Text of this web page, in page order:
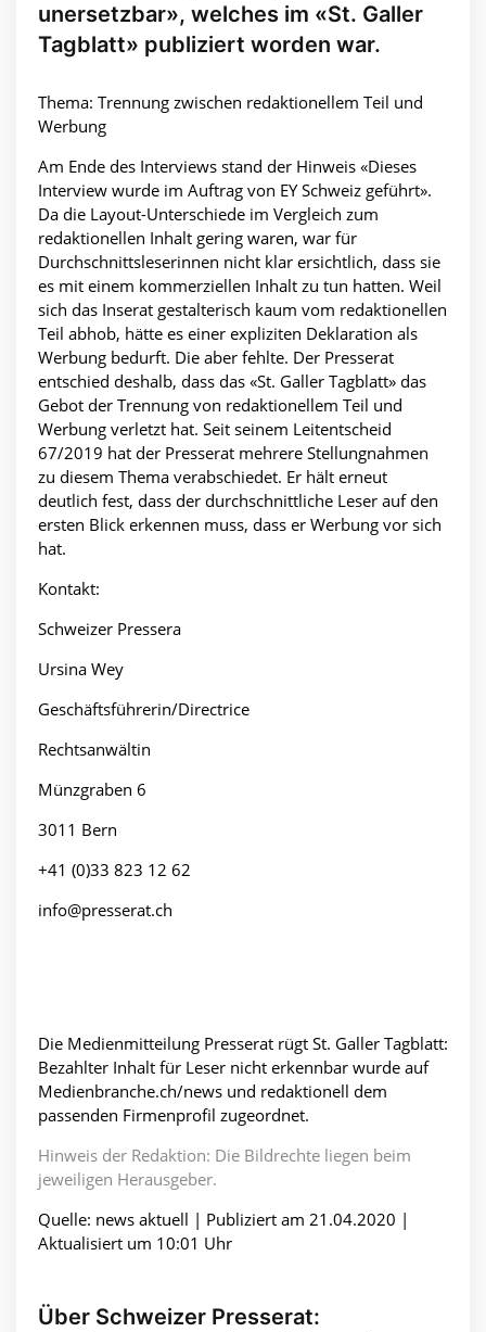
unersetzbar», welches im «St. Galler
Tagblatt» publiziert worden war.
Thema: Trennung zwischen redaktionellem Teil und
Werbung
Am Ende des Interviews stand der Hinweis «Dieses
Interview wurde im Auftrag von EY Schweiz geführt».
Da die Layout-Unterschiede im Vergleich zum
redaktionellen Inhalt gering waren, war für
Durchschnittsleserinnen nicht klar ersichtlich, dass sie
es mit einem kommerziellen Inhalt zu tun hatten. Weil
sich das Inserat gestalterisch kaum vom redaktionellen
Teil abhob, hätte es einer expliziten Deklaration als
Werbung bedurft. Die aber fehlte. Der Presserat
entschied deshalb, dass das «St. Galler Tagblatt» das
Gebot der Trennung von redaktionellem Teil und
Werbung verletzt hat. Seit seinem Leitentscheid
67/2019 hat der Presserat mehrere Stellungnahmen
zu diesem Thema verabschiedet. Er hält erneut
deutlich fest, dass der durchschnittliche Leser auf den
ersten Blick erkennen muss, dass er Werbung vor sich
hat.
Kontakt:
Schweizer Pressera
Ursina Wey
Geschäftsführerin/Directrice
Rechtsanwältin
Münzgraben 6
3011 Bern
+41 (0)33 823 12 62
info@presserat.ch
Die Medienmitteilung Presserat rügt St. Galler Tagblatt:
Bezahlter Inhalt für Leser nicht erkennbar wurde auf
Medienbranche.ch/news und redaktionell dem
passenden Firmenprofil zugeordnet.
Hinweis der Redaktion: Die Bildrechte liegen beim
jeweiligen Herausgeber.
Quelle: news aktuell | Publiziert am 21.04.2020 |
Aktualisiert um 10:01 Uhr
Über Schweizer Presserat: